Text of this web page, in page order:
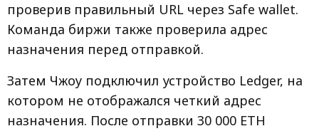
проверив правильный URL через Safe wallet.
Команда биржи также проверила адрес
назначения перед отправкой.
Затем Чжоу подключил устройство Ledger, на
котором не отображался четкий адрес
назначения. После отправки 30 000 ETH